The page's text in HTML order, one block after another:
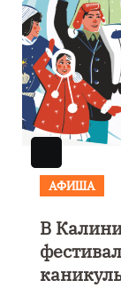
АФИША
В